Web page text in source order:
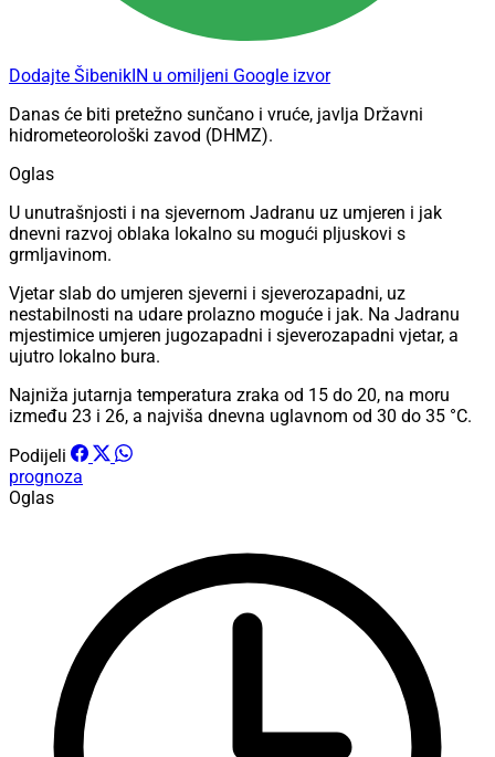
Dodajte ŠibenikIN u omiljeni Google izvor
Danas će biti pretežno sunčano i vruće, javlja Državni
hidrometeorološki zavod (DHMZ).
Oglas
U unutrašnjosti i na sjevernom Jadranu uz umjeren i jak
dnevni razvoj oblaka lokalno su mogući pljuskovi s
grmljavinom.
Vjetar slab do umjeren sjeverni i sjeverozapadni, uz
nestabilnosti na udare prolazno moguće i jak. Na Jadranu
mjestimice umjeren jugozapadni i sjeverozapadni vjetar, a
ujutro lokalno bura.
Najniža jutarnja temperatura zraka od 15 do 20, na moru
između 23 i 26, a najviša dnevna uglavnom od 30 do 35 °C.
Podijeli
prognoza
Oglas